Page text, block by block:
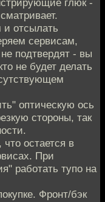
глюк -
и отсылать
сервисам,
подтвердят - вы
не будет делать
оптическую ось
стороны, так
остается в
При
работать тупо на
Фронт/бэк